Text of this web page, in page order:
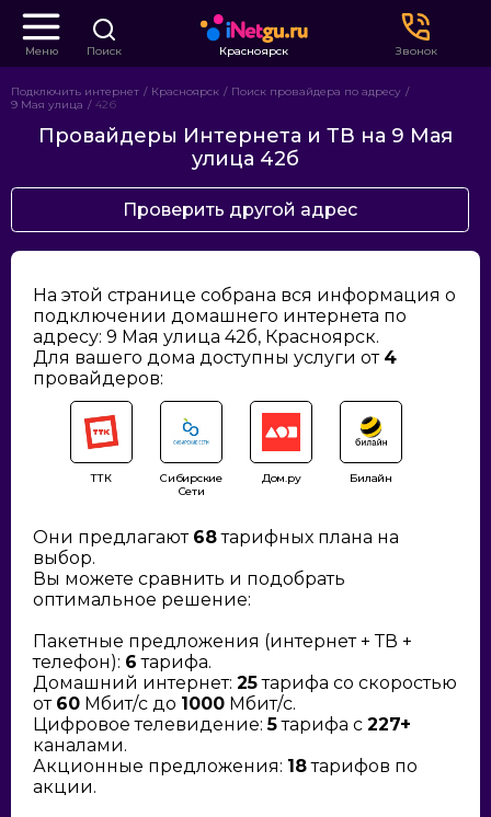
Меню Поиск Красноярск Звонок
Подключить интернет Красноярск
Поиск провайдера по адресу
9 Мая улица
42б
Провайдеры Интернета и ТВ на 9 Мая
улица 42б
Проверить другой адрес
На этой странице собрана вся информация о
подключении домашнего интернета по
адресу: 9 Мая улица 42б, Красноярск.
Для вашего дома доступны услуги от 4
провайдеров:
ТТК
Сибирские
Сети
Дом.ру Билайн
Они предлагают 68тарифных плана на
выбор.
Вы можете сравнить и подобрать
оптимальное решение:
Пакетные предложения (интернет + ТВ +
телефон): 6 тарифа.
Домашний интернет: 25тарифа со скоростью
от 60 Мбит/с до 1000 Мбит/с.
Цифровое телевидение:5тарифа с 227+
каналами.
Акционные предложения: 18тарифов по
акции.